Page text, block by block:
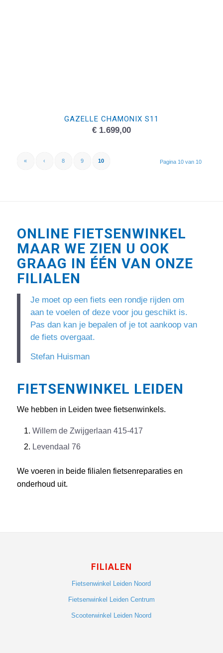
GAZELLE CHAMONIX S11
€1.699,00
Pagina 10 van 10
« ‹ 8 9 10
ONLINE FIETSENWINKEL
MAAR WE ZIEN U OOK
GRAAG IN ÉÉN VAN ONZE
FILIALEN
Je moet op een fiets een rondje rijden om
aan te voelen of deze voor jou geschikt is.
Pas dan kan je bepalen of je tot aankoop van
de fiets overgaat.
Stefan Huisman
FIETSENWINKEL LEIDEN
We hebben in Leiden twee fietsenwinkels.
Willem de Zwijgerlaan 415-417
Levendaal 76
We voeren in beide filialen fietsenreparaties en
onderhoud uit.
FILIALEN
Fietsenwinkel Leiden Noord
Fietsenwinkel Leiden Centrum
Scooterwinkel Leiden Noord